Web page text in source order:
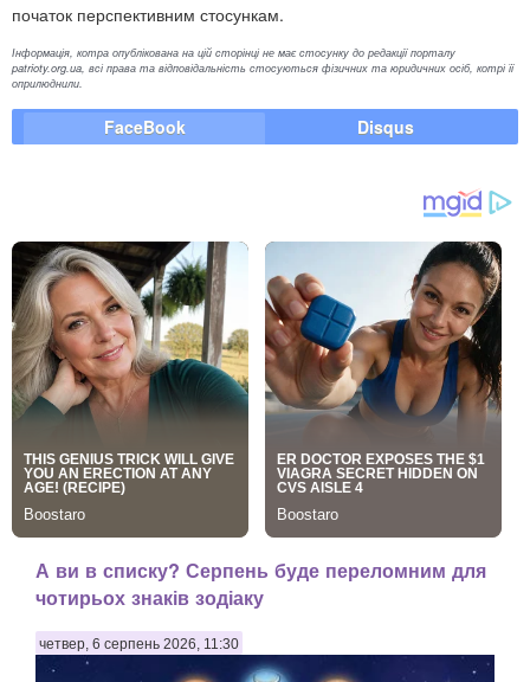
початок перспективним стосункам.
Інформація, котра опублікована на цій сторінці не має стосунку до редакції порталу
patrioty.org.ua, всі права та відповідальність стосуються фізичних та юридичних осіб, котрі її
оприлюднили.
FaceBook Disqus
А ви в списку? Серпень буде переломним для
чотирьох знаків зодіаку
четвер, 6 серпень 2026, 11:30